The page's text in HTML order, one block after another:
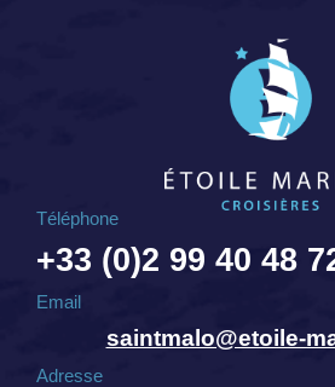
Téléphone
+33 (0)2 99 40 48
Email
saintmalo@etoile-
Adresse